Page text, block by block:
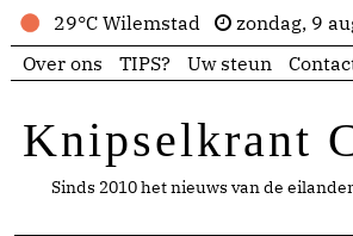
29°C Wilemstad
zondag, 9
Over ons
TIPS? Uw steun
Knipselkrant
Sinds 2010 het nieuws van de